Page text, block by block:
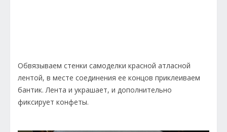
Обвязываем стенки самоделки красной атласной
лентой, в месте соединения ее концов приклеиваем
бантик. Лента и украшает, и дополнительно
фиксирует конфеты.